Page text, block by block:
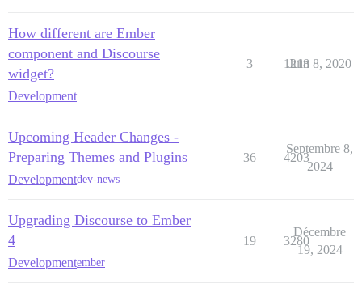
How different are Ember
component and Discourse
widget?
Development
3 1218
Juin 8, 2020
Upcoming Header Changes -
Preparing Themes and Plugins
Developmentdev-news
36 4203
Septembre 8,
2024
Upgrading Discourse to Ember
4
Developmentember
19 3280
Décembre
19, 2024